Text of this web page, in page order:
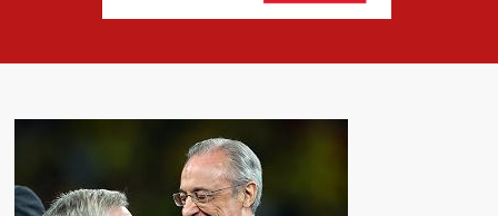
świat